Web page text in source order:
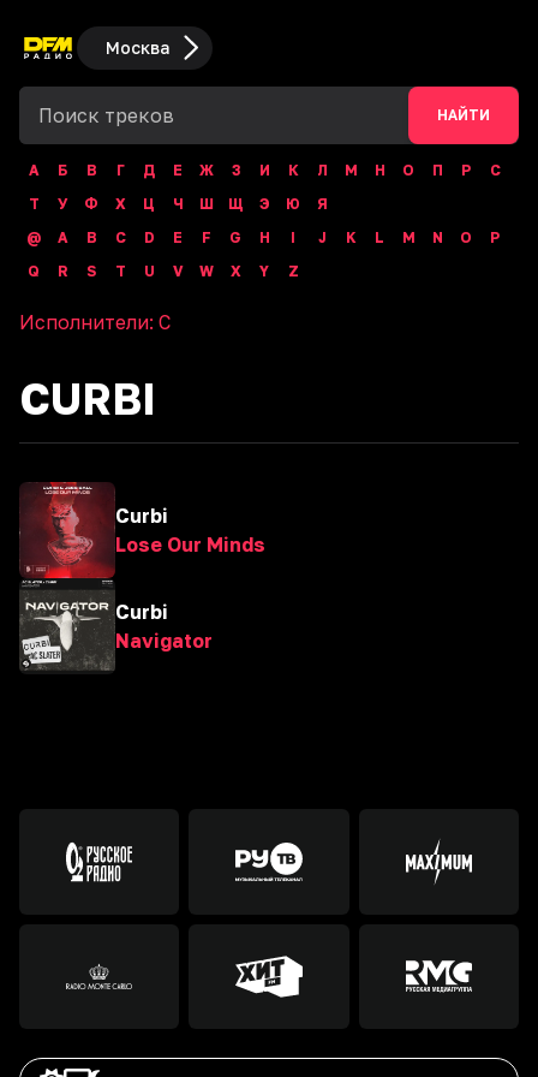
Москва
НАЙТИ
А Б В Г Д Е Ж З И К Л М Н О П Р
С
Т
У Ф Х Ц Ч Ш Щ Э Ю
Я
@
A B C D E F G H I J K L M N O
P
Q
R S T U V W X Y Z
Исполнители: C
CURBI
Curbi
Lose Our Minds
Curbi
Navigator